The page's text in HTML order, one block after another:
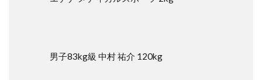
男子83kg級 中村 祐介 120kg